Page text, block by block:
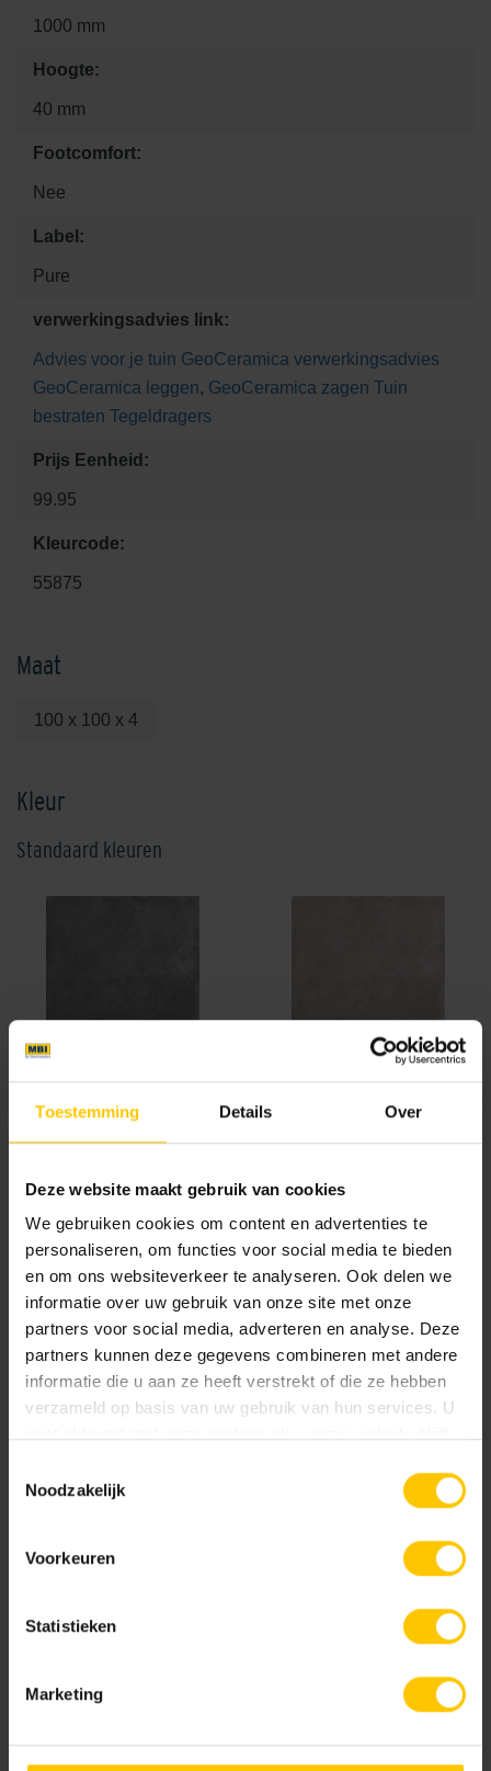
Toestemming Details Over
Deze website maakt gebruik van cookies
We gebruiken cookies om content en advertenties te
personaliseren, om functies voor social media te bieden
en om ons websiteverkeer te analyseren. Ook delen we
informatie over uw gebruik van onze site met onze
partners voor social media, adverteren en analyse. Deze
partners kunnen deze gegevens combineren met andere
informatie die u aan ze heeft verstrekt of die ze hebben
verzameld op basis van uw gebruik van hun services. U
Noodzakelijk
Voorkeuren
Statistieken
Marketing
1000 mm
Hoogte:
40 mm
Footcomfort:
Nee
Label:
Pure
verwerkingsadvies link:
Advies voor je tuin GeoCeramica verwerkingsadvies
GeoCeramica leggen, GeoCeramica zagen Tuin
bestraten Tegeldragers
Prijs Eenheid:
99.95
Kleurcode:
55875
Maat
100 x 100 x 4
Kleur
Standaard kleuren
Light Grey
Mid Grey
Brochures